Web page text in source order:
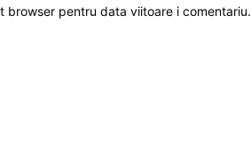
browser pentru data viitoare i comentariu.